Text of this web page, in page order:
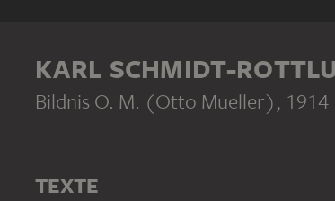
KARL SCHMIDT-
Bildnis O. M. (Otto Mueller), 1914
TEXTE